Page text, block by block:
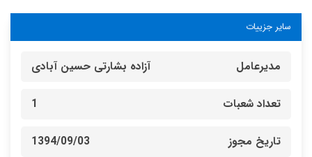
سایر جزییات
مدیرعامل آزاده بشارتی حسین آبادی
تعداد شعبات 1
تاریخ مجوز 1394/09/03